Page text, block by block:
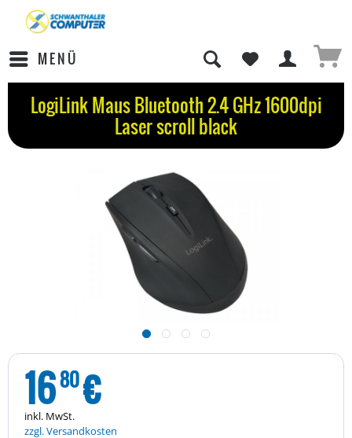
MENÜ
LogiLink Maus Bluetooth 2.4 GHz 1600dpi
Laser scroll black
1680€
inkl. MwSt.
zzgl. Versandkosten